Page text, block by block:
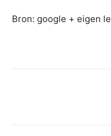
Bron: google + eigen